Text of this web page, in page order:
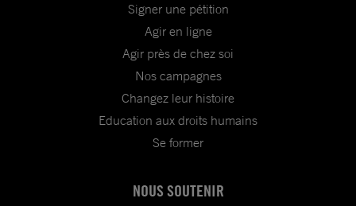
Signer une pétition
Agir en ligne
Agir près de chez soi
Nos campagnes
Changez leur histoire
Education aux droits humains
Se former
NOUS SOUTENIR